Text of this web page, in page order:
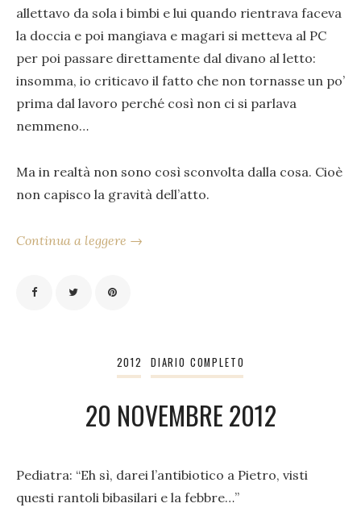
allettavo da sola i bimbi e lui quando rientrava faceva
la doccia e poi mangiava e magari si metteva al PC
per poi passare direttamente dal divano al letto:
insomma, io criticavo il fatto che non tornasse un po’
prima dal lavoro perché così non ci si parlava
nemmeno…
Ma in realtà non sono così sconvolta dalla cosa. Cioè
non capisco la gravità dell’atto.
Continua a leggere →
2012 DIARIO COMPLETO
20 NOVEMBRE 2012
Pediatra: “Eh sì, darei l’antibiotico a Pietro, visti
questi rantoli bibasilari e la febbre…”